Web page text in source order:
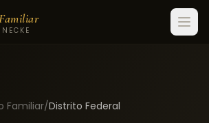
Familiar/Distrito Federal